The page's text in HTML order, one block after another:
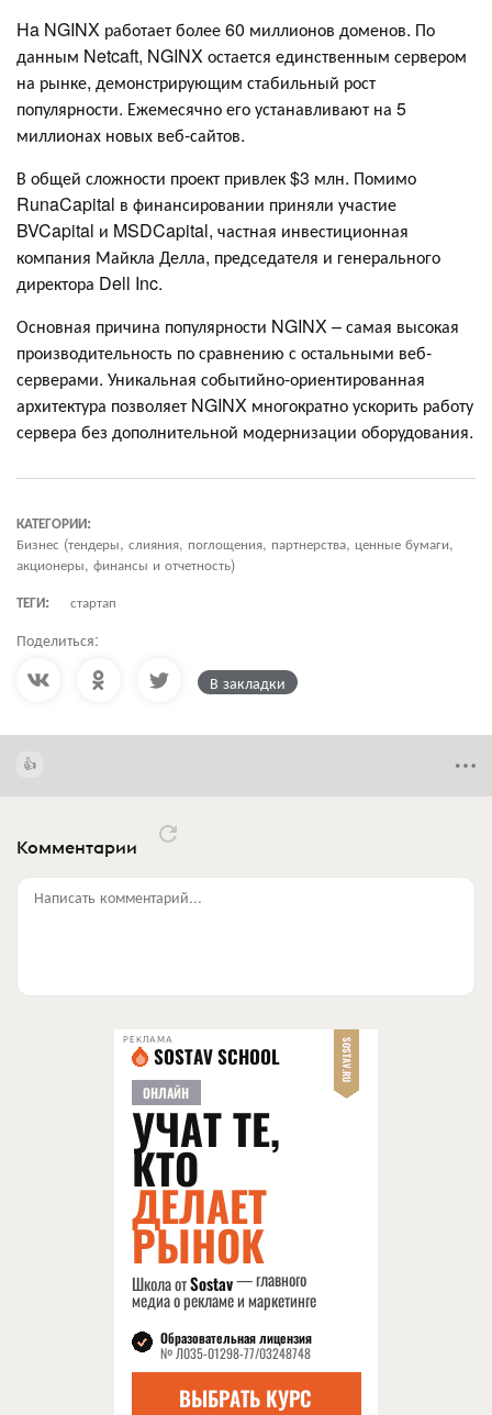
Ha NGINX работает более 60 миллионов доменов. По
данным Netcaft, NGINX остается единственным сервером
на рынке, демонстрирующим стабильный рост
популярности. Ежемесячно его устанавливают на 5
миллионах новых веб-сайтов.
В общей сложности проект привлек $3 млн. Помимо
RunaCapital в финансировании приняли участие
BVCapital и MSDCapital, частная инвестиционная
компания Майкла Делла, председателя и генерального
директора Dell Inc.
Основная причина популярности NGINX – самая высокая
производительность по сравнению с остальными веб-
серверами. Уникальная событийно-ориентированная
архитектура позволяет NGINX многократно ускорить работу
сервера без дополнительной модернизации оборудования.
КАТЕГОРИИ:
Бизнес (тендеры, слияния, поглощения, партнерства, ценные бумаги,
акционеры, финансы и отчетность)
ТЕГИ:
стартап
Поделиться:
В закладки
Комментарии
Написать комментарий...
РЕКЛАМА